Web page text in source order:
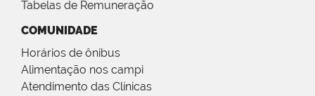
Tabelas de Remuneração
COMUNIDADE
Horários de ônibus
Alimentação nos campi
Atendimento das Clínicas